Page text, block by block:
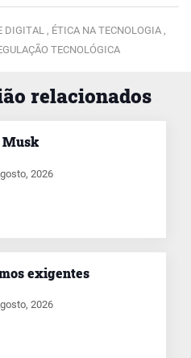
DIGITAL , ÉTICA NA TECNOLOGIA ,
TECNOLÓGICA
relacionados
Musk
2026
exigentes
2026